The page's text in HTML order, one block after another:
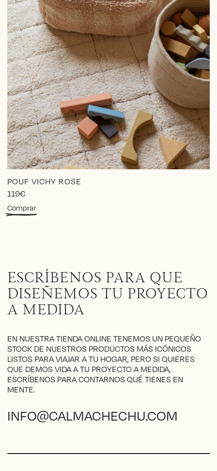
POUF VICHY ROSE
119€
Comprar
ESCRÍBENOS PARA QUE
DISEÑEMOS TU PROYECTO
A MEDIDA
EN NUESTRA TIENDA ONLINE TENEMOS UN PEQUEÑO
STOCK DE NUESTROS PRODUCTOS MÁS ICÓNICOS
LISTOS PARA VIAJAR A TU HOGAR, PERO SI QUIERES
QUE DEMOS VIDA A TU PROYECTO A MEDIDA,
ESCRÍBENOS PARA CONTARNOS QUÉ TIENES EN
MENTE.
INFO@CALMACHECHU.COM